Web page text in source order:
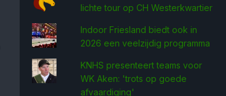
lichte tour op CH Westerkwartier
Indoor Friesland biedt ook in
2026 een veelzijdig programma
KNHS presenteert teams voor
WK Aken: 'trots op goede
afvaardiging'